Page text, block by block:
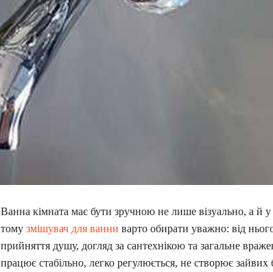
Ванна кімната має бути зручною не лише візуально, а й
томузмішувач для ванни варто обирати уважно: від
прийняття душу, догляд за сантехнікою та загальне
працює стабільно, легко регулюється, не створює зайвих